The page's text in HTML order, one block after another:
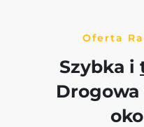
Oferta
Szybka i